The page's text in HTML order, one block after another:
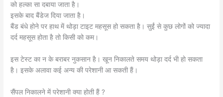
को हल्‍का सा दबाया जाता है।
इसके बाद बैंडेज दिया जाता है।
बैंड बंधे होने पर हाथ में थोड़ा टाइट महसूस हो सकता है। सुईं से कुछ लोगों को ज्‍यादा
दर्द महसूस होता है तो किसी को कम।
इस टेस्‍ट का न के बराबर नुकसान है। खून निकालते समय थोड़ा दर्द भी हो सकता
है। इसके अलावा कई अन्य की परेशानी आ सकती हैं।
सैंपल निकालने में परेशानी क्या होती हैं ?